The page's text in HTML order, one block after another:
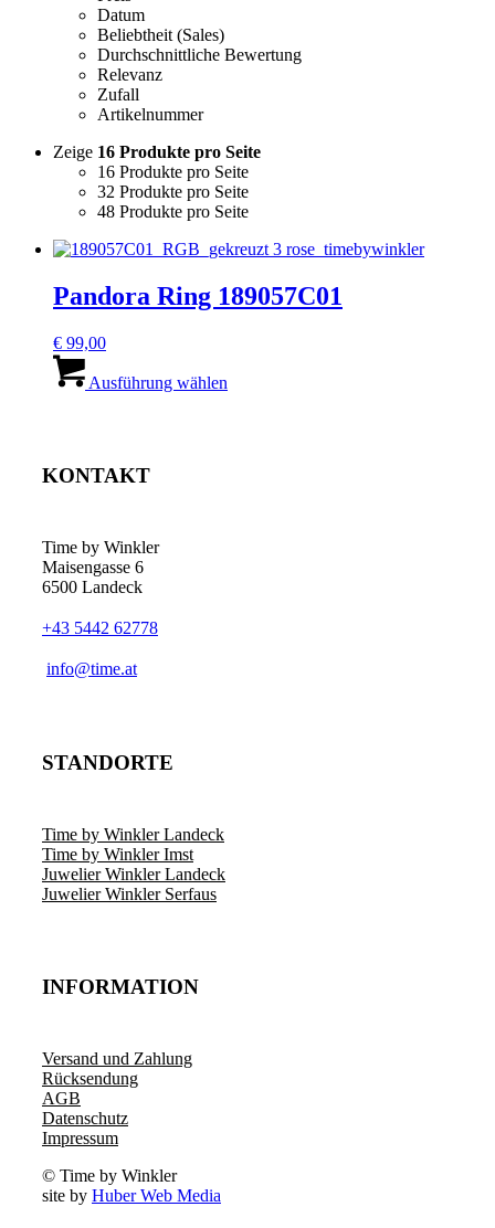
Datum
Beliebtheit (Sales)
Durchschnittliche Bewertung
Relevanz
Zufall
Artikelnummer
Zeige 16 Produkte pro Seite
16 Produkte pro Seite
32 Produkte pro Seite
48 Produkte pro Seite
Pandora Ring 189057C01
€ 99,00
Ausführung wählen
KONTAKT
Time by Winkler
Maisengasse 6
6500 Landeck
+43 5442 62778
­info@time.at
STANDORTE
Time by Winkler Landeck
Time by Winkler Imst
Juwelier Winkler Landeck
Juwelier Winkler Serfaus
INFORMATION
Versand und Zahlung
Rücksendung
AGB
Datenschutz
Impressum
© Time by Winkler
site by Huber Web Media